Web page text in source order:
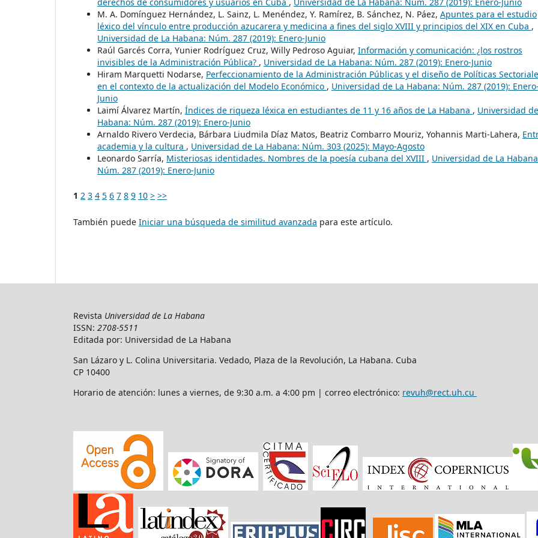
M. A. Domínguez Hernández, L. Sainz, L. Menéndez, Y. Ramírez, B. Sánchez, N. Páez, Apuntes para el estudio
léxico del vínculo entre producción azucarera y medicina a fines del siglo XVIII y principios del XIX en Cuba ,
Universidad de La Habana: Núm. 287 (2019): Enero-Junio
Raúl Garcés Corra, Yunier Rodríguez Cruz, Willy Pedroso Aguiar, Información y comunicación: ¿los rostros
invisibles de la Administración Pública? , Universidad de La Habana: Núm. 287 (2019): Enero-Junio
Hiram Marquetti Nodarse, Perfeccionamiento de la Administración Públicas y el diseño de Políticas
en el contexto de la actualización del Modelo Económico , Universidad de La Habana: Núm. 287 (2019): Enero-
Junio
Laimí Álvarez Martín, Índices de riqueza léxica en estudiantes de 11 y 16 años de La Habana , Universidad
Habana: Núm. 287 (2019): Enero-Junio
Arnaldo Rivero Verdecia, Bárbara Liudmila Díaz Matos, Beatriz Combarro Mouriz, Yohannis Marti-Lahera,
academia y la cultura , Universidad de La Habana: Núm. 303 (2025): Mayo-Agosto
Leonardo Sarría, Misteriosas identidades. Nombres de la poesía cubana del XVIII , Universidad de La
Núm. 287 (2019): Enero-Junio
1 2 3 4 5 6 7 8 9 10 > >>
También puede Iniciar una búsqueda de similitud avanzada para este artículo.
Revista Universidad de La Habana
ISSN: 2708-5511
Editada por: Universidad de La Habana
San Lázaro y L. Colina Universitaria. Vedado, Plaza de la Revolución, La Habana. Cuba
CP 10400
Horario de atención: lunes a viernes, de 9:30 a.m. a 4:00 pm | correo electrónico: revuh@rect.uh.cu